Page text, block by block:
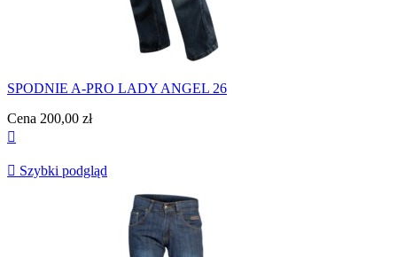
SPODNIE A-PRO LADY ANGEL 26
Cena 200,00 zł

 Szybki podgląd